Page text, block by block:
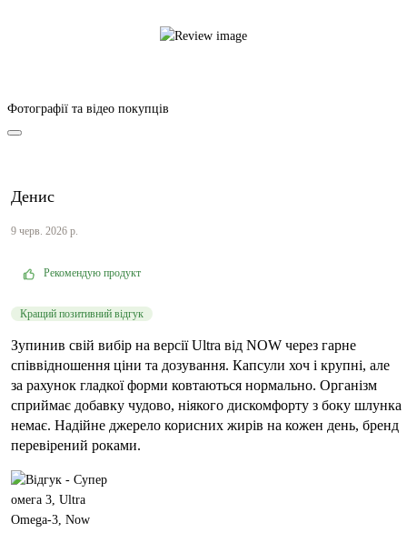
Фотографії та відео покупців
Денис
9 черв. 2026 р.
Рекомендую продукт
Кращий позитивний відгук
Зупинив свій вибір на версії Ultra від NOW через гарне
співвідношення ціни та дозування. Капсули хоч і крупні, але
за рахунок гладкої форми ковтаються нормально. Організм
сприймає добавку чудово, ніякого дискомфорту з боку шлунка
немає. Надійне джерело корисних жирів на кожен день, бренд
перевірений роками.